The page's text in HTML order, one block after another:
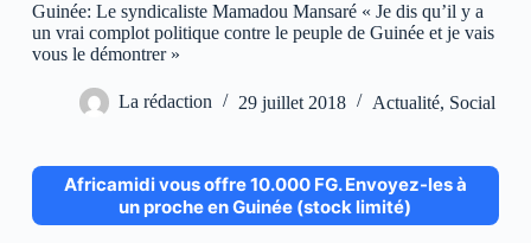
nGuinée: Le syndicaliste Mamadou Mansaré « Je dis qu’il y a
un vrai complot politique contre le peuple de Guinée et je vais
vous le démontrer »
La rédaction 29 juillet 2018 Actualité, Social
Africamidi vous offre 10.000 FG. Envoyez-les à
un proche en Guinée (stock limité)